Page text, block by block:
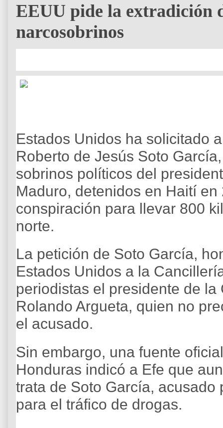
EEUU pide la extradición
narcosobrinos
Estados Unidos ha solicitado
Roberto de Jesús Soto
sobrinos políticos del
Maduro, detenidos en Haití
conspiración para llevar 800
norte.
La petición de Soto García,
Estados Unidos a la
periodistas el presidente de
Rolando Argueta, quien no
el acusado.
Sin embargo, una fuente
Honduras indicó a Efe que
trata de Soto García,
para el tráfico de drogas.